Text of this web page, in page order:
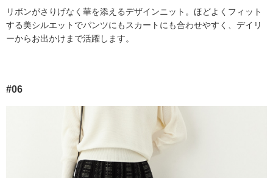
リボンがさりげなく華を添えるデザインニット。ほどよくフィット
する美シルエットでパンツにもスカートにも合わせやすく、デイリ
ーからお出かけまで活躍します。
#06